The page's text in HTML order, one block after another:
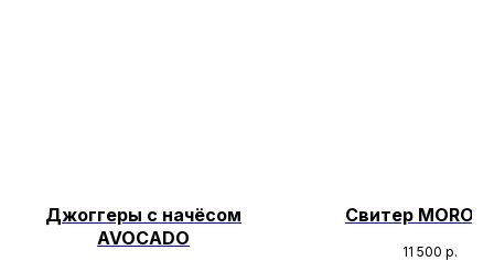
Джоггеры с начёсом
AVOCADO
Свитер
11 500 р.